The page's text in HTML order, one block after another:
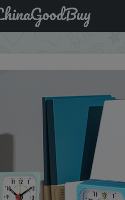
1PC Square Small Alarm